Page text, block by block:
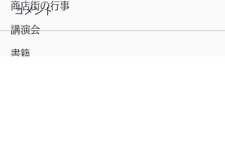
商店街の行事
講演会
書籍
コメント